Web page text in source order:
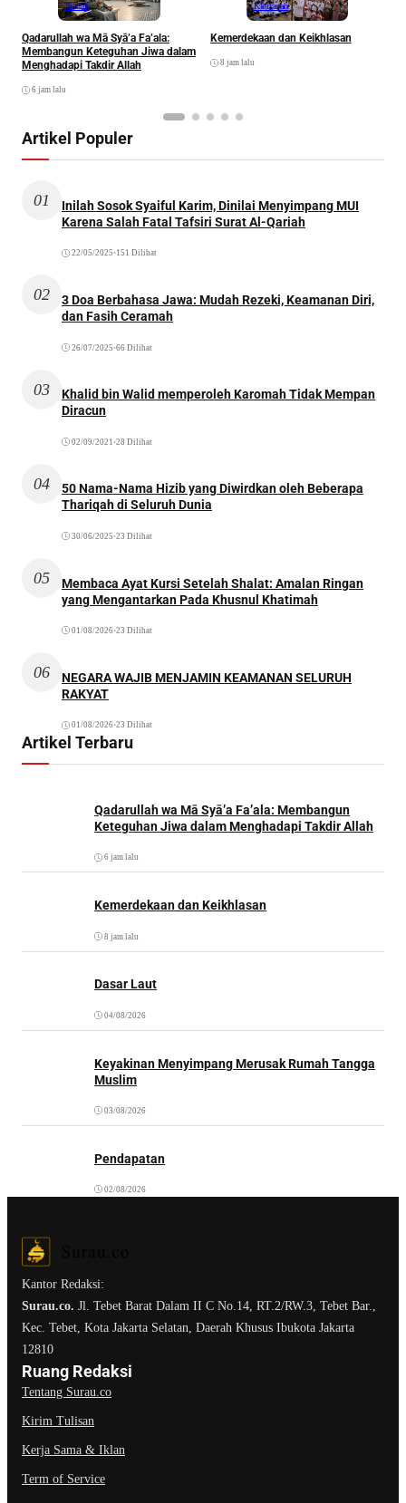
Ibadah
Qadarullah wa Mā Syā’a Fa’ala:
Membangun Keteguhan Jiwa dalam
Menghadapi Takdir Allah
6 jam lalu
Khazanah
Kemerdekaan dan Keikhlasan
8 jam lalu
Artikel Populer
01
Inilah Sosok Syaiful Karim, Dinilai Menyimpang MUI
Karena Salah Fatal Tafsiri Surat Al-Qariah
22/05/2025 •151 Dilihat
02
3 Doa Berbahasa Jawa: Mudah Rezeki, Keamanan Diri,
dan Fasih Ceramah
26/07/2025 •66 Dilihat
03
Khalid bin Walid memperoleh Karomah Tidak Mempan
Diracun
02/09/2021 •28 Dilihat
04
50 Nama-Nama Hizib yang Diwirdkan oleh Beberapa
Thariqah di Seluruh Dunia
30/06/2025 •23 Dilihat
05
Membaca Ayat Kursi Setelah Shalat: Amalan Ringan
yang Mengantarkan Pada Khusnul Khatimah
01/08/2026•23 Dilihat
06
NEGARA WAJIB MENJAMIN KEAMANAN SELURUH
RAKYAT
01/08/2026•23 Dilihat
Artikel Terbaru
Qadarullah wa Mā Syā’a Fa’ala: Membangun
Keteguhan Jiwa dalam Menghadapi Takdir Allah
6 jam lalu
Kemerdekaan dan Keikhlasan
8 jam lalu
Dasar Laut
04/08/2026
Keyakinan Menyimpang Merusak Rumah Tangga
Muslim
03/08/2026
Pendapatan
02/08/2026
Kantor Redaksi:
Surau.co. Jl. Tebet Barat Dalam II C No.14, RT.2/RW.3, Tebet Bar.,
Kec. Tebet, Kota Jakarta Selatan, Daerah Khusus Ibukota Jakarta
12810
Ruang Redaksi
Tentang Surau.co
Kirim Tulisan
Kerja Sama & Iklan
Term of Service